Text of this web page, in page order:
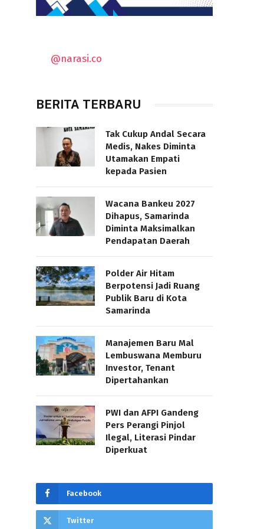
@narasi.co
BERITA TERBARU
Tak Cukup Andal Secara
Medis, Nakes Diminta
Utamakan Empati
kepada Pasien
Wacana Bankeu 2027
Dihapus, Samarinda
Diminta Maksimalkan
Pendapatan Daerah
Polder Air Hitam
Berpotensi Jadi Ruang
Publik Baru di Kota
Samarinda
Manajemen Baru Mal
Lembuswana Memburu
Investor, Tenant
Dipertahankan
PWI dan AFPI Gandeng
Pers Perangi Pinjol
Ilegal, Literasi Pindar
Diperkuat
Facebook
Twitter